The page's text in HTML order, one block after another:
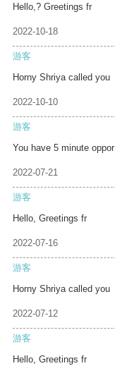
Hello,? Greetings fr
2022-10-18
游客
Horny Shriya called you
2022-10-10
游客
You have 5 minute oppor
2022-07-21
游客
Hello, Greetings fr
2022-07-16
游客
Horny Shriya called you
2022-07-12
游客
Hello, Greetings fr